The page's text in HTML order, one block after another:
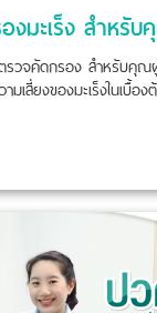
งมะเร็ง สำห
ตรวจคัดกรอง สำหรับ
มเสี่ยงของมะเร็งในเบื้อ